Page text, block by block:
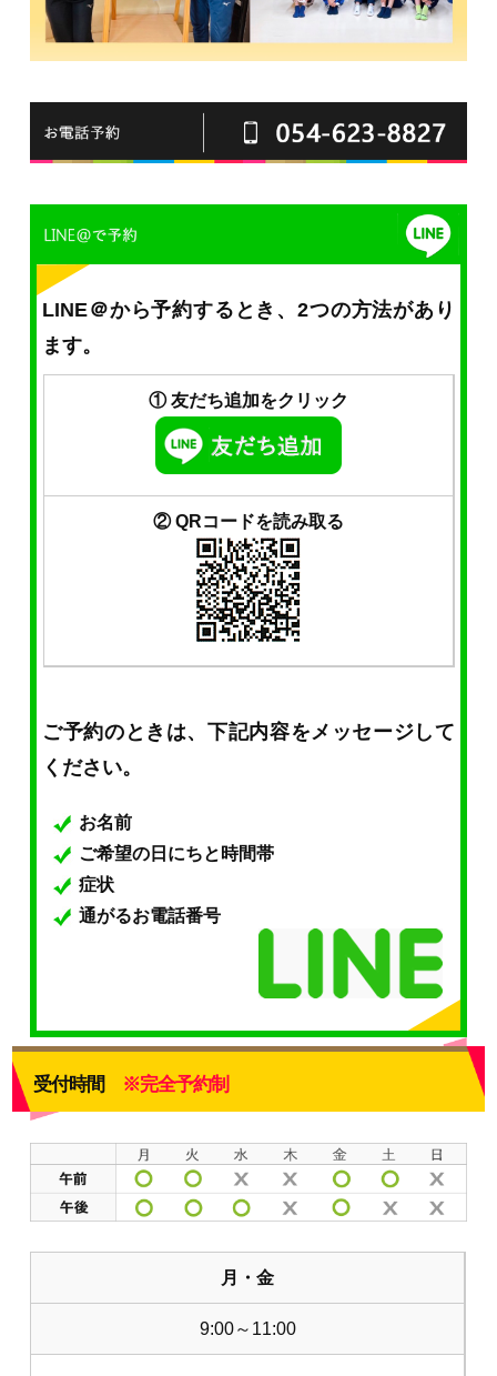
LINE＠から予約するとき、2つの方法があり
ます。
① 友だち追加をクリック
② QRコードを読み取る
ご予約のときは、下記内容をメッセージして
ください。
お名前
ご希望の日にちと時間帯
症状
通がるお電話番号
受付時間 ※完全予約制
月・金
9:00～11:00